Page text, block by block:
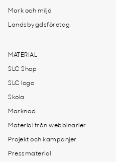
Mark och miljö
Landsbygdsföretag
MATERIAL
SLC Shop
SLC logo
Skola
Marknad
Material från webbinarier
Projekt och kampanjer
Pressmaterial